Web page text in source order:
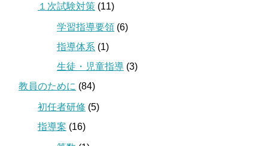
１次試験対策 (11)
学習指導要領 (6)
指導体系 (1)
生徒・児童指導 (3)
教員のために (84)
初任者研修 (5)
指導案 (16)